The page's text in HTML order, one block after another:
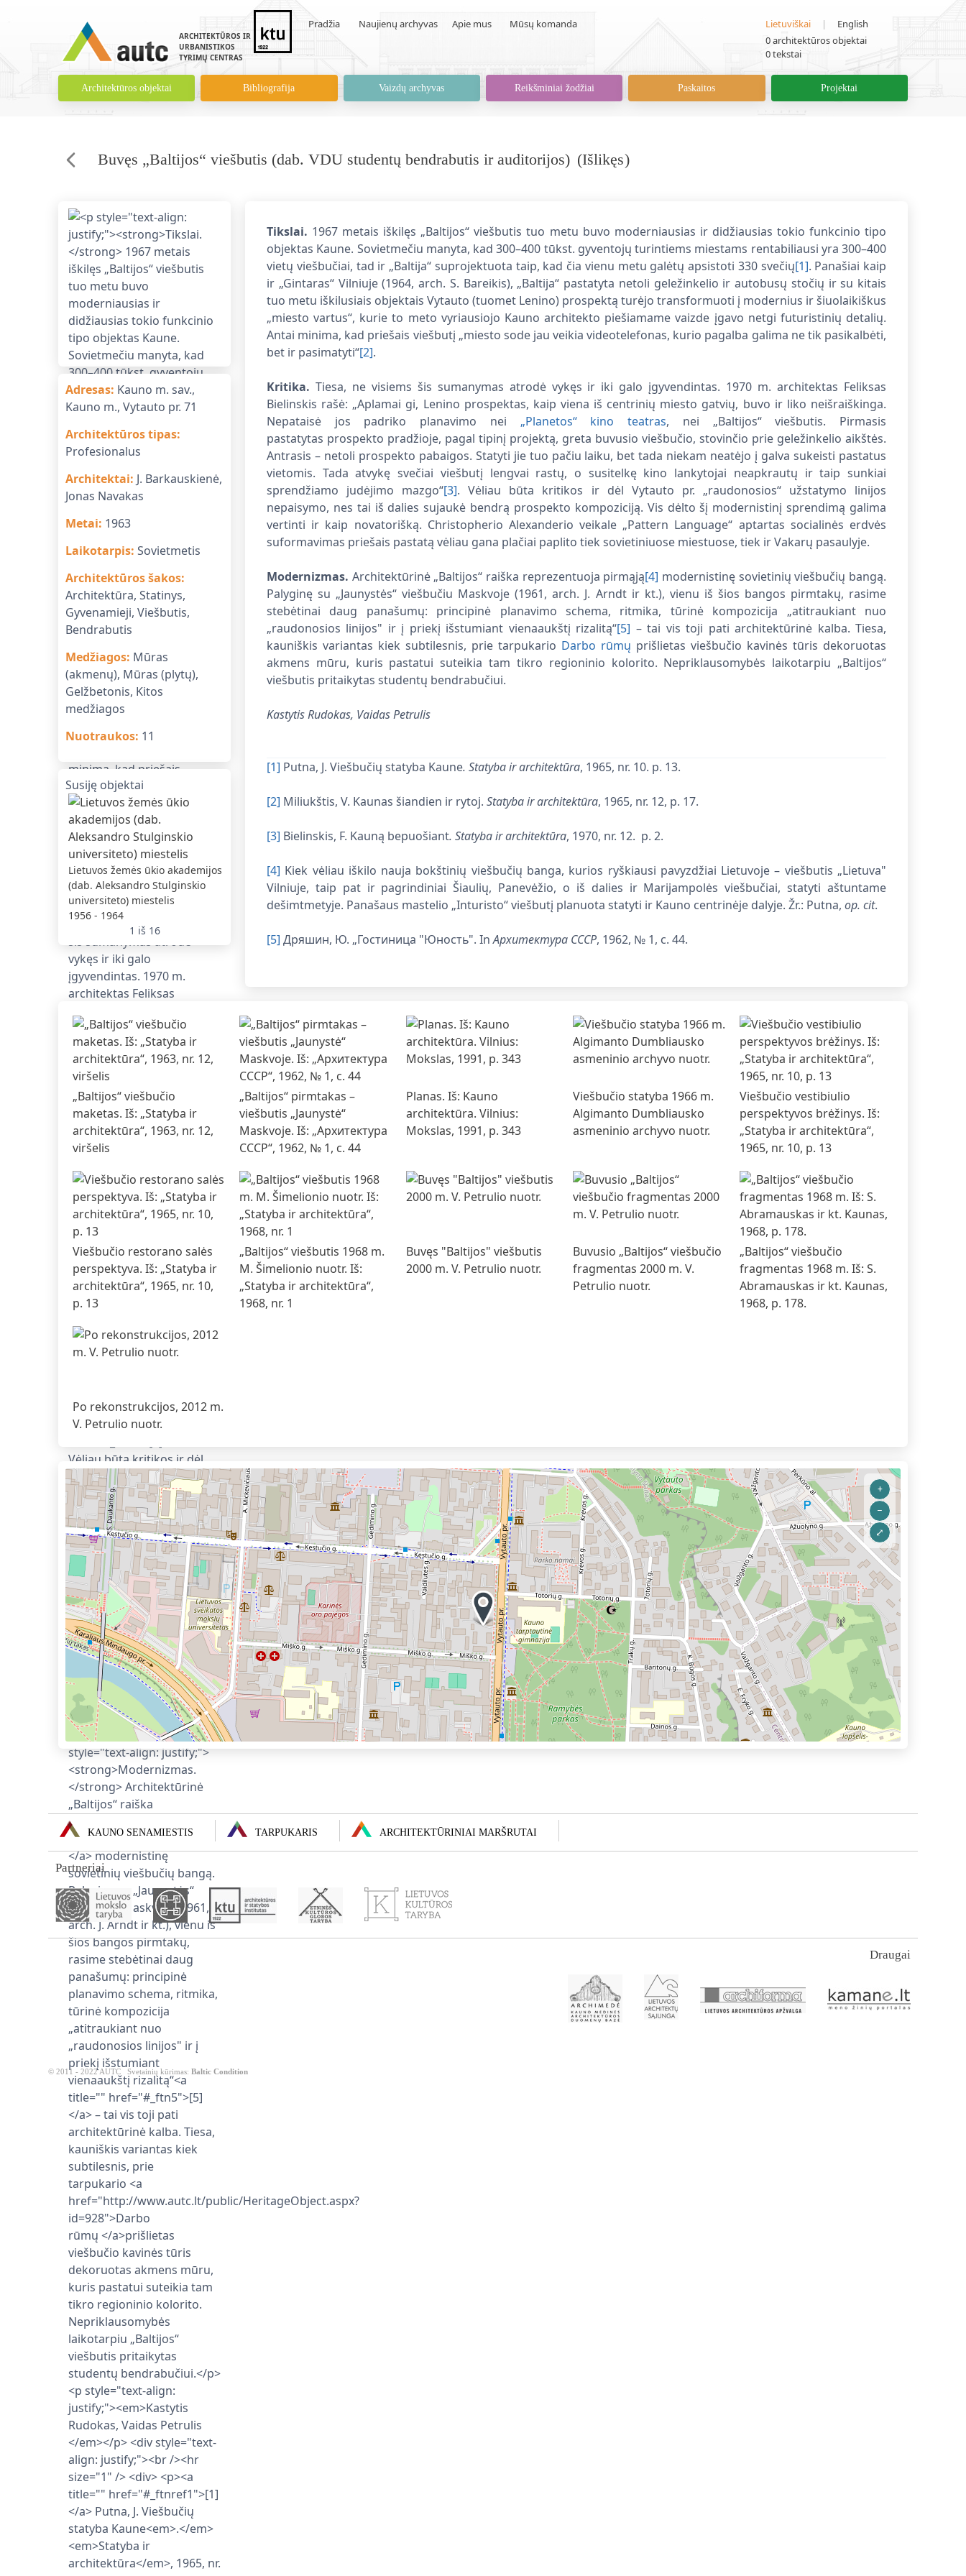
ARCHITEKTŪROS IR
URBANISTIKOS
TYRIMŲ CENTRAS
Pradžia Naujienų archyvas Apie mus Mūsų komanda Lietuviškai |
English
0architektūros objektai
0tekstai
Architektūros objektai Bibliografija Vaizdų archyvas Reikšminiai žodžiai Paskaitos Projektai
Buvęs „Baltijos“ viešbutis (dab. VDU studentų bendrabutis ir auditorijos) (Išlikęs)
Adresas: Kauno m. sav.,
Kauno m., Vytauto pr. 71
Architektūros tipas:
Profesionalus
Architektai: J. Barkauskienė,
Jonas Navakas
Metai: 1963
Laikotarpis: Sovietmetis
Architektūros šakos:
Architektūra, Statinys,
Gyvenamieji, Viešbutis,
Bendrabutis
Medžiagos: Mūras
(akmenų), Mūras (plytų),
Gelžbetonis, Kitos
medžiagos
Nuotraukos: 11
Susiję objektai
Lietuvos žemės ūkio akademijos
(dab. Aleksandro Stulginskio
universiteto) miestelis
1956 - 1964
70 butų gyvenamasis namas su
parduotuve Kaune
1958 - 1961
„Planetos“ kino teatras Kaune
1964 - 1966
institutas
1961
Buvęs fabriko
1 iš 16
Tikslai. 1967 metais iškilęs „Baltijos“ viešbutis tuo metu buvo moderniausias ir didžiausias tokio funkcinio tipo
objektas Kaune. Sovietmečiu manyta, kad 300–400 tūkst. gyventojų turintiems miestams rentabiliausi yra 300–400
vietų viešbučiai, tad ir „Baltija“ suprojektuota taip, kad čia vienu metu galėtų apsistoti 330 svečių[1]. Panašiai kaip
ir „Gintaras“ Vilniuje (1964, arch. S. Bareikis), „Baltija“ pastatyta netoli geležinkelio ir autobusų stočių ir su kitais
tuo metu iškilusiais objektais Vytauto (tuomet Lenino) prospektą turėjo transformuoti į modernius ir šiuolaikiškus
„miesto vartus“, kurie to meto vyriausiojo Kauno architekto piešiamame vaizde įgavo netgi futuristinių detalių.
Antai minima, kad priešais viešbutį „miesto sode jau veikia videotelefonas, kurio pagalba galima ne tik pasikalbėti,
bet ir pasimatyti“[2].
Kritika. Tiesa, ne visiems šis sumanymas atrodė vykęs ir iki galo įgyvendintas. 1970 m. architektas Feliksas
Bielinskis rašė: „Aplamai gi, Lenino prospektas, kaip viena iš centrinių miesto gatvių, buvo ir liko neišraiškinga.
Nepataisė jos padriko planavimo nei „Planetos“ kino teatras, nei „Baltijos“ viešbutis. Pirmasis
pastatytas prospekto pradžioje, pagal tipinį projektą, greta buvusio viešbučio, stovinčio prie geležinkelio aikštės.
Antrasis – netoli prospekto pabaigos. Statyti jie tuo pačiu laiku, bet tada niekam neatėjo į galva sukeisti pastatus
vietomis. Tada atvykę svečiai viešbutį lengvai rastų, o susitelkę kino lankytojai neapkrautų ir taip sunkiai
sprendžiamo judėjimo mazgo“[3]. Vėliau būta kritikos ir dėl Vytauto pr. „raudonosios“ užstatymo linijos
nepaisymo, nes tai iš dalies sujaukė bendrą prospekto kompoziciją. Vis dėlto šį modernistinį sprendimą galima
vertinti ir kaip novatorišką. Christopherio Alexanderio veikale „Pattern Language“ aptartas socialinės erdvės
suformavimas priešais pastatą vėliau gana plačiai paplito tiek sovietiniuose miestuose, tiek ir Vakarų pasaulyje.
Modernizmas. Architektūrinė „Baltijos“ raiška reprezentuoja pirmąją[4] modernistinę sovietinių viešbučių bangą.
Palyginę su „Jaunystės“ viešbučiu Maskvoje (1961, arch. J. Arndt ir kt.), vienu iš šios bangos pirmtakų, rasime
stebėtinai daug panašumų: principinė planavimo schema, ritmika, tūrinė kompozicija „atitraukiant nuo
„raudonosios linijos" ir į priekį išstumiant vienaaukštį rizalitą“[5] – tai vis toji pati architektūrinė kalba. Tiesa,
kauniškis variantas kiek subtilesnis, prie tarpukario Darbo rūmų prišlietas viešbučio kavinės tūris dekoruotas
akmens mūru, kuris pastatui suteikia tam tikro regioninio kolorito. Nepriklausomybės laikotarpiu „Baltijos“
viešbutis pritaikytas studentų bendrabučiui.
Kastytis Rudokas, Vaidas Petrulis
[1] Putna, J. Viešbučių statyba Kaune. Statyba ir architektūra, 1965, nr. 10. p. 13.
[2] Miliukštis, V. Kaunas šiandien ir rytoj. Statyba ir architektūra, 1965, nr. 12, p. 17.
[3] Bielinskis, F. Kauną bepuošiant. Statyba ir architektūra, 1970, nr. 12. p. 2.
[4] Kiek vėliau iškilo nauja bokštinių viešbučių banga, kurios ryškiausi pavyzdžiai Lietuvoje – viešbutis „Lietuva"
Vilniuje, taip pat ir pagrindiniai Šiaulių, Panevėžio, o iš dalies ir Marijampolės viešbučiai, statyti aštuntame
dešimtmetyje. Panašaus mastelio „Inturisto“ viešbutį planuota statyti ir Kauno centrinėje dalyje. Žr.: Putna, op. cit.
[5] Дряшин, Ю. „Гостиница "Юность". InАрхитектура СССР, 1962, № 1, с. 44.
„Baltijos“ viešbučio
maketas. Iš: „Statyba ir
architektūra“, 1963, nr. 12,
viršelis
„Baltijos“ pirmtakas –
viešbutis „Jaunystė“
Maskvoje. Iš: „Архитектура
СССР“, 1962, № 1, с. 44
Planas. Iš: Kauno
architektūra. Vilnius:
Mokslas, 1991, p. 343
Viešbučio statyba 1966 m.
Algimanto Dumbliausko
asmeninio archyvo nuotr.
Viešbučio vestibiulio
perspektyvos brėžinys. Iš:
„Statyba ir architektūra“,
1965, nr. 10, p. 13
Viešbučio restorano salės
perspektyva. Iš: „Statyba ir
architektūra“, 1965, nr. 10,
p. 13
„Baltijos“ viešbutis 1968 m.
M. Šimelionio nuotr. Iš:
„Statyba ir architektūra“,
1968, nr. 1
Buvęs "Baltijos" viešbutis
2000 m. V. Petrulio nuotr.
Buvusio „Baltijos“ viešbučio
fragmentas 2000 m. V.
Petrulio nuotr.
„Baltijos“ viešbučio
fragmentas 1968 m. Iš: S.
Abramauskas ir kt. Kaunas,
1968, p. 178.
Po rekonstrukcijos, 2012 m.
V. Petrulio nuotr.
+
–
⤢
KAUNO SENAMIESTIS TARPUKARIS ARCHITEKTŪRINIAI MARŠRUTAI
Partneriai
Draugai
© 2011 - 2022 AUTC Svetainių kūrimas: Baltic Condition